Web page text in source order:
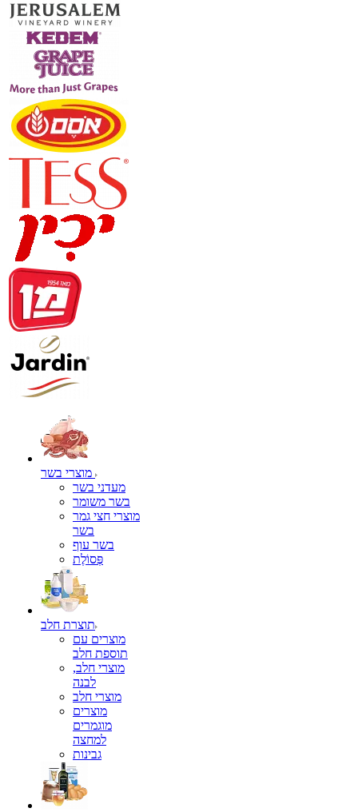
מעדני בשר
בשר משומר
מוצרי חצי גמר
בשר
בשר עוף
פְּסוֹלֶת
תוצרת חלב
מוצרים עם
תוספת חלב
מוצרי חלב,
לבנה
מוצרי חלב
מוצרים
מוגמרים
למחצה
גבינות